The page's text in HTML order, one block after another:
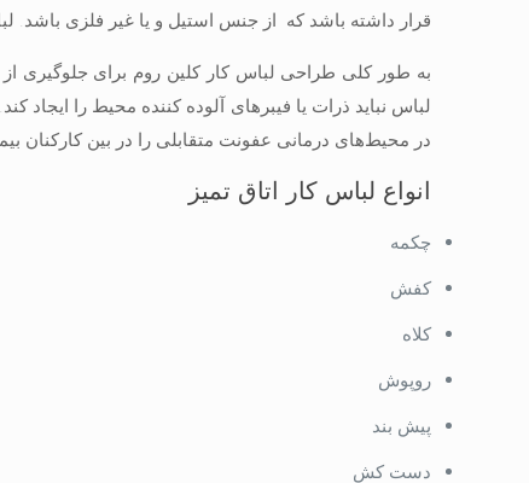
قرار داشته باشد كه از جنس استيل و يا غير فلزی باشد.
به طور کلی طراحی لباس کار کلین روم برای جلوگیری
لباس نباید ذرات یا فیبرهای آلوده کننده محیط را ایجاد
در محیط‌های درمانی عفونت متقابلی را در بین کارکنان
انواع لباس کار اتاق تمیز
چکمه
کفش
کلاه
روپوش
پیش بند
دست کش